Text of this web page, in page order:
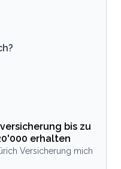
bis zu
erhalten
Versicherung mich